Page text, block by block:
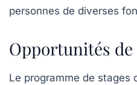
personnes de diverses
Opportunités
Le programme de stages